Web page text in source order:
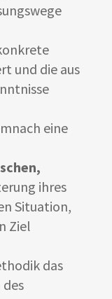
und die aus
eine
ihres
Situation,
Ziel
das